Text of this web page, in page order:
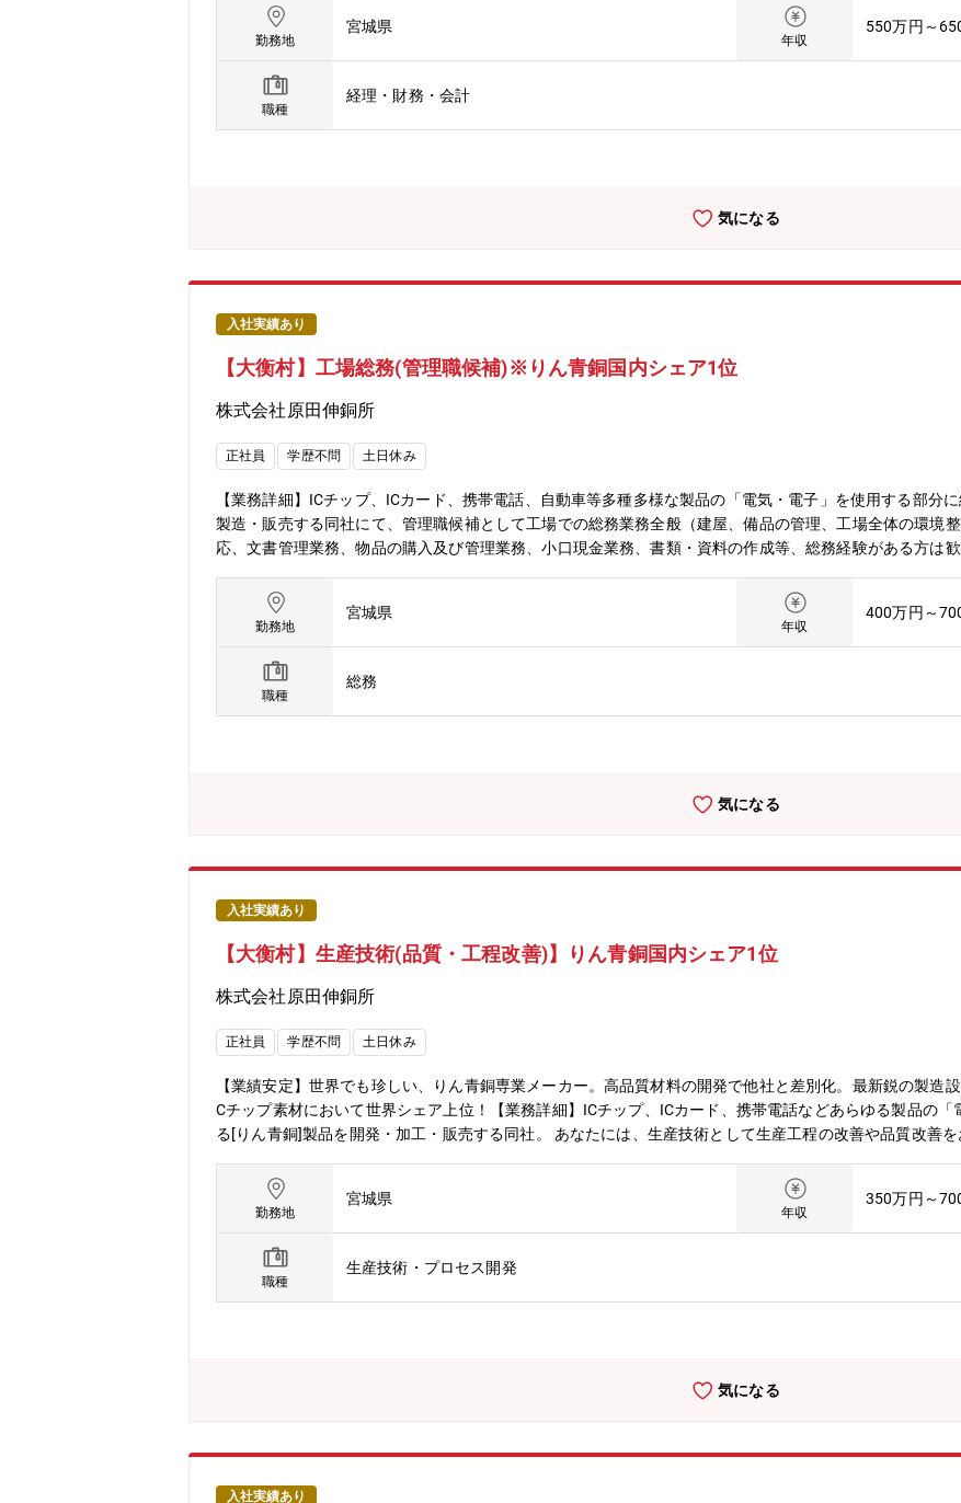
風育休取得実績あり、有給取得を積極推奨■同社について・高シェア商品を多数抱えるプライム上場／金属
ど大手企業と多数取引がございます。・東北大学と創業以来連携を取っており金属材料から非金属材料ま
研究では世界最高水準の評価を獲得しています。■取引先企業 本田技研工業(株)、日鍛バルブ(株)、日立
e Valve Ltd.(インド)、ボッシュ(株)(ドイツ)など
勤務地
宮城県
年収
550万円～
職種
経理・財務・会計
気になる
入社実績あり
【大衡村】工場総務(管理職候補)※りん青銅国内シェア1位
株式会社原田伸銅所
正社員 学歴不問 土日休み
【業務詳細】ICチップ、ICカード、携帯電話、自動車等多種多様な製品の「電気・電子」を使用する部分
製造・販売する同社にて、管理職候補として工場での総務業務全般（建屋、備品の管理、工場全体の環境
応、文書管理業務、物品の購入及び管理業務、小口現金業務、書類・資料の作成等、総務経験がある方は
製造部総務課3名(課長1名-主任1名-担当1名)【募集背景】現任課長の異動に伴う後任募集です。組織の中核
ジメント全般をお任せできる方を求めています。【キャリアパス】入社後は現場の実務を通じて業務理解
ームをまとめるポジションを担っていただくことを期待しています。【業績安定】りん青銅専業メーカー
の製造設備で海外でも有数のブランドを確立。2023年度の国内+輸出の平均シェア39%！【事業の将来性
使われる製品のため今後一段と需要増の見込み。製品の品質は世界トップクラス。
勤務地
宮城県
年収
400万円～
職種
総務
気になる
入社実績あり
【大衡村】生産技術(品質・工程改善)】りん青銅国内シェア1位
株式会社原田伸銅所
正社員 学歴不問 土日休み
【業績安定】世界でも珍しい、りん青銅専業メーカー。高品質材料の開発で他社と差別化。最新鋭の製
Cチップ素材において世界シェア上位！【業務詳細】ICチップ、ICカード、携帯電話などあらゆる製品の
る[りん青銅]製品を開発・加工・販売する同社。 あなたには、生産技術として生産工程の改善や品質改善
【同社の強み】各工程にドイツ・オーストリアを中心とする世界最新鋭の自動制御生産ラインを導入。一
蓄積あり。【配属部署】【技術部生産技術課】部長1名 － 主任1名 - エキスパート職2名 ※仙台工場は100名
勤務地
宮城県
年収
350万円～
職種
生産技術・プロセス開発
気になる
入社実績あり